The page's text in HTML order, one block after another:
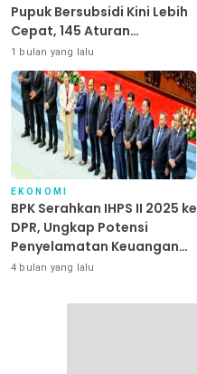
Pupuk Bersubsidi Kini Lebih
Cepat, 145 Aturan
Dipangkas
1 bulan yang lalu
EKONOMI
BPK Serahkan IHPS II 2025 ke
DPR, Ungkap Potensi
Penyelamatan Keuangan
Negara Puluhan Triliun
4 bulan yang lalu